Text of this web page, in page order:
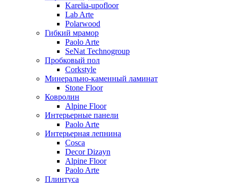
Karelia-upofloor
Lab Arte
Polarwood
Гибкий мрамор
Paolo Arte
SeNat Technogroup
Пробковый пол
Corkstyle
Минерально-каменный ламинат
Stone Floor
Ковролин
Alpine Floor
Интерьерные панели
Paolo Arte
Интерьерная лепнина
Cosca
Decor Dizayn
Alpine Floor
Paolo Arte
Плинтуса